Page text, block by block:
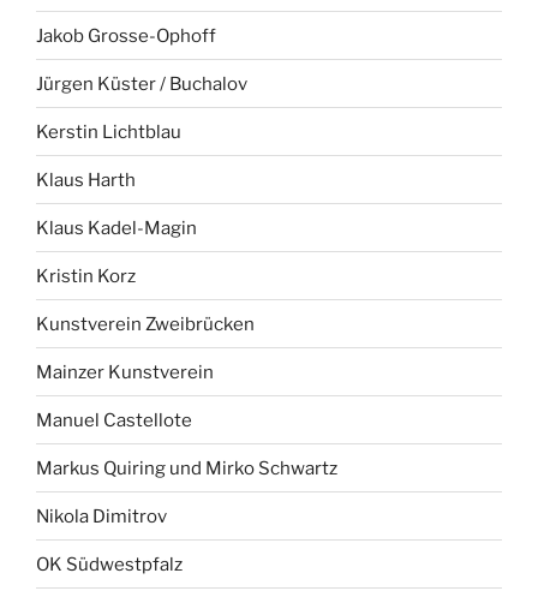
Jakob Grosse-Ophoff
Jürgen Küster / Buchalov
Kerstin Lichtblau
Klaus Harth
Klaus Kadel-Magin
Kristin Korz
Kunstverein Zweibrücken
Mainzer Kunstverein
Manuel Castellote
Markus Quiring und Mirko Schwartz
Nikola Dimitrov
OK Südwestpfalz